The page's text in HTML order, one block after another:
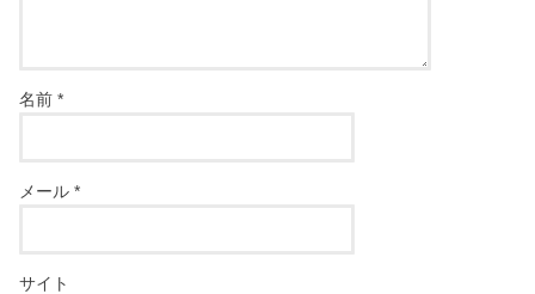
名前*
メール*
サイト